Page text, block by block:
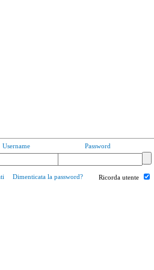
Username Password
Dimenticata la password? Ricorda utente